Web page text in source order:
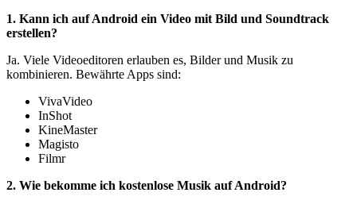
1. Kann ich auf Android ein Video mit Bild und Soundtrack
erstellen?
Ja. Viele Videoeditoren erlauben es, Bilder und Musik zu
kombinieren. Bewährte Apps sind:
VivaVideo
InShot
KineMaster
Magisto
Filmr
2. Wie bekomme ich kostenlose Musik auf Android?